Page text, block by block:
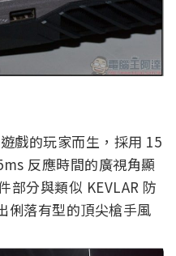
戲的玩家而生，採用 15
反應時間的廣視角顯
部分與類似 KEVLAR 防
俐落有型的頂尖槍手風